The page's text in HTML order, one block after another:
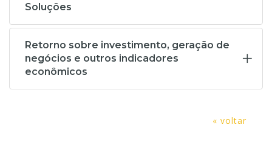
Soluções
Retorno sobre investimento, geração de
negócios e outros indicadores
econômicos
« voltar